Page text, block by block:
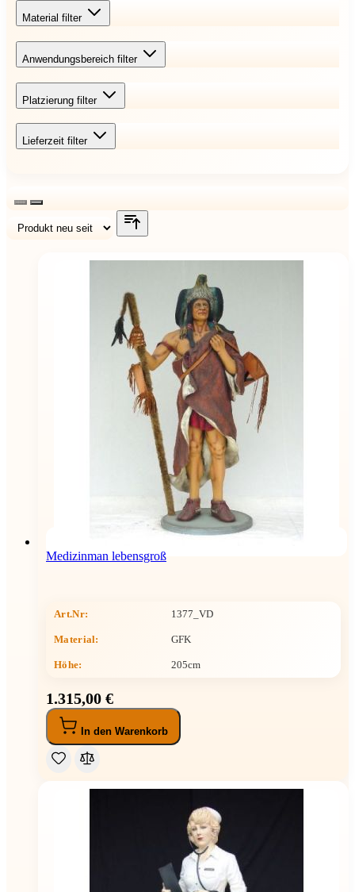
Material filter
Anwendungsbereich filter
Platzierung filter
Lieferzeit filter
Medizinman lebensgroß
Art.Nr: 1377_VD
Material: GFK
Höhe: 205cm
1.315,00 €
In den Warenkorb